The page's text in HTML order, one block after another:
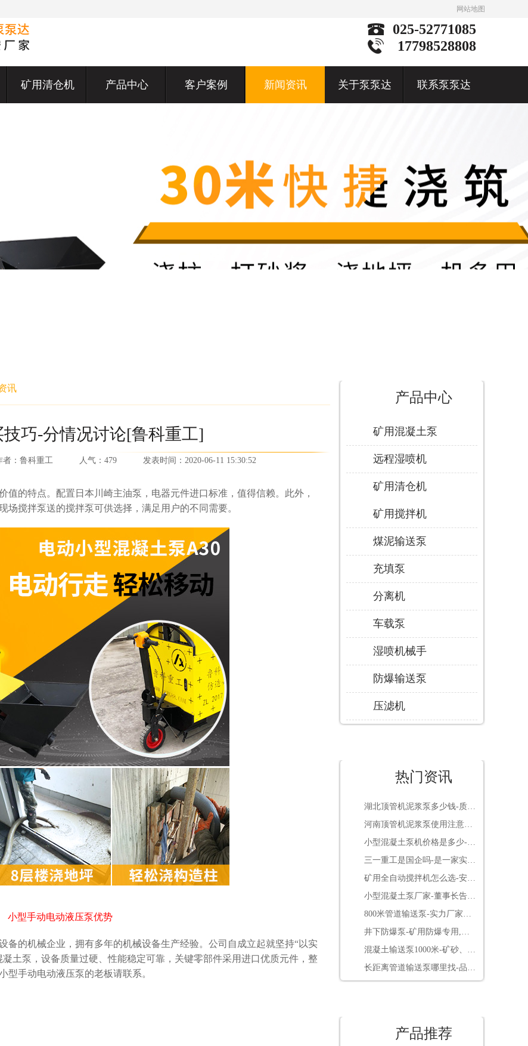
网站地图
025-52771085
17798528808
矿用清仓机 产品中心 客户案例 新闻资讯 关于泵泵达 联系泵泵达
讯
巧-分情况讨论[鲁科重工]
者： 鲁科重工 人气： 479 发表时间： 2020-06-11 15:30:52
值的特点。配置日本川崎主油泵，电器元件进口标准，值得信赖。此外，
场搅拌泵送的搅拌泵可供选择，满足用户的不同需要。
小型手动电动液压泵优势
备的机械企业，拥有多年的机械设备生产经验。公司自成立起就坚持“以实
土泵，设备质量过硬、性能稳定可靠，关键零部件采用进口优质元件，整
型手动电动液压泵的老板请联系。
产品中心
矿用混凝土泵
远程湿喷机
矿用清仓机
矿用搅拌机
煤泥输送泵
充填泵
分离机
车载泵
湿喷机械手
防爆输送泵
压滤机
热门资讯
湖北顶管机泥浆泵多少钱-质量
决定价格[鲁科重工]
河南顶管机泥浆泵使用注意事
项-点击了解更多[鲁科重工]
小型混凝土泵机价格是多少-便
宜的同时还免费送配件[鲁科重
工]
三一重工是国企吗-是一家实在
的民营企业[三一重工]
矿用全自动搅拌机怎么选-安标
3.0电控系统更放心[耐立德]
小型混凝土泵厂家-董事长告诉
你如何借用网络营销包工程[鲁
科重工]
800米管道输送泵-实力厂家靠
谱[鲁科重工]
井下防爆泵-矿用防爆专用,整
机煤安认证[耐立德]
混凝土输送泵1000米-矿砂、煤
矸石高压输送[鲁科重工]
长距离管道输送泵哪里找-品牌
产品推荐